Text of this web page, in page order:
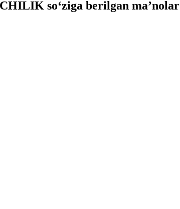
so‘ziga berilgan ma’nolar